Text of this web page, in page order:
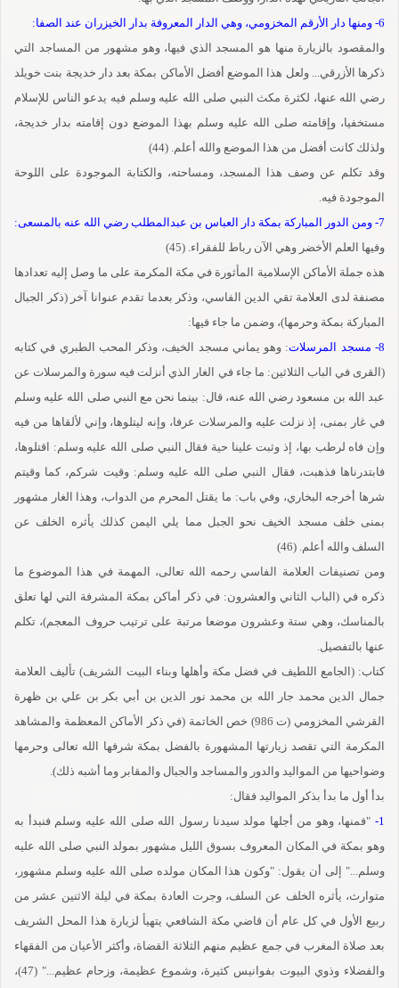
6- ومنها دار الأرقم المخزومي، وهي الدار المعروفة بدار الخيزران عند الصفا:
والمقصود بالزيارة منها هو المسجد الذي فيها، وهو مشهور من المساجد التي
ذكرها الأزرقي... ولعل هذا الموضع أفضل الأماكن بمكة بعد دار خديجة بنت خويلد
رضي الله عنها، لكثرة مكث النبي صلى الله عليه وسلم فيه يدعو الناس للإسلام
مستخفيا، وإقامته صلى الله عليه وسلم بهذا الموضع دون إقامته بدار خديجة،
ولذلك كانت أفضل من هذا الموضع والله أعلم. (44)
وقد تكلم عن وصف هذا المسجد، ومساحته، والكتابة الموجودة على اللوحة
الموجودة فيه.
7- ومن الدور المباركة بمكة دار العباس بن عبدالمطلب رضي الله عنه بالمسعى:
وفيها العلم الأخضر وهي الآن رباط للفقراء. (45)
هذه جملة الأماكن الإسلامية المأثورة في مكة المكرمة على ما وصل إليه تعدادها
مصنفة لدى العلامة تقي الدين الفاسي، وذكر بعدما تقدم عنوانا آخر (ذكر الجبال
المباركة بمكة وحرمها)، وضمن ما جاء فيها:
8- مسجد المرسلات
: وهو يماني مسجد الخيف، وذكر المحب الطبري في كتابه
(القرى في الباب الثلاثين: ما جاء في الغار الذي أنزلت فيه سورة والمرسلات عن
عبد الله بن مسعود رضي الله عنه، قال: بينما نحن مع النبي صلى الله عليه وسلم
في غار بمنى، إذ نزلت عليه والمرسلات عرفا، وإنه ليتلوها، وإني لألقاها من فيه
وإن فاه لرطب بها، إذ وثبت علينا حية فقال النبي صلى الله عليه وسلم: اقتلوها،
فابتدرناها فذهبت، فقال النبي صلى الله عليه وسلم: وقيت شركم، كما وقيتم
شرها أخرجه البخاري، وفي باب: ما يقتل المحرم من الدواب، وهذا الغار مشهور
بمنى خلف مسجد الخيف نحو الجبل مما يلي اليمن كذلك يأثره الخلف عن
السلف والله أعلم. (46)
ومن تصنيفات العلامة الفاسي رحمه الله تعالى، المهمة في هذا الموضوع ما
ذكره في (الباب الثاني والعشرون: في ذكر أماكن بمكة المشرفة التي لها تعلق
بالمناسك، وهي ستة وعشرون موضعا مرتبة على ترتيب حروف المعجم)، تكلم
عنها بالتفصيل.
كتاب: (الجامع اللطيف في فضل مكة وأهلها وبناء البيت الشريف) تأليف العلامة
جمال الدين محمد جار الله بن محمد نور الدين بن أبي بكر بن علي بن ظهرة
القرشي المخزومي (ت 986) خص الخاتمة (في ذكر الأماكن المعظمة والمشاهد
المكرمة التي تقصد زيارتها المشهورة بالفضل بمكة شرفها الله تعالى وحرمها
وضواحيها من المواليد والدور والمساجد والجبال والمقابر وما أشبه ذلك).
بدأ أول ما بدأ بذكر المواليد فقال:
1-
"فمنها، وهو من أجلها مولد سيدنا رسول الله صلى الله عليه وسلم فنبدأ به
وهو بمكة في المكان المعروف بسوق الليل مشهور بمولد النبي صلى الله عليه
وسلم..." إلى أن يقول: "وكون هذا المكان مولده صلى الله عليه وسلم مشهور،
متوارث، يأثره الخلف عن السلف، وجرت العادة بمكة في ليلة الاثنين عشر من
ربيع الأول في كل عام أن قاضي مكة الشافعي يتهيأ لزيارة هذا المحل الشريف
بعد صلاة المغرب في جمع عظيم منهم الثلاثة القضاة، وأكثر الأعيان من الفقهاء
والفضلاء وذوي البيوت بفوانيس كثيرة، وشموع عظيمة، وزحام عظيم..." (47)،